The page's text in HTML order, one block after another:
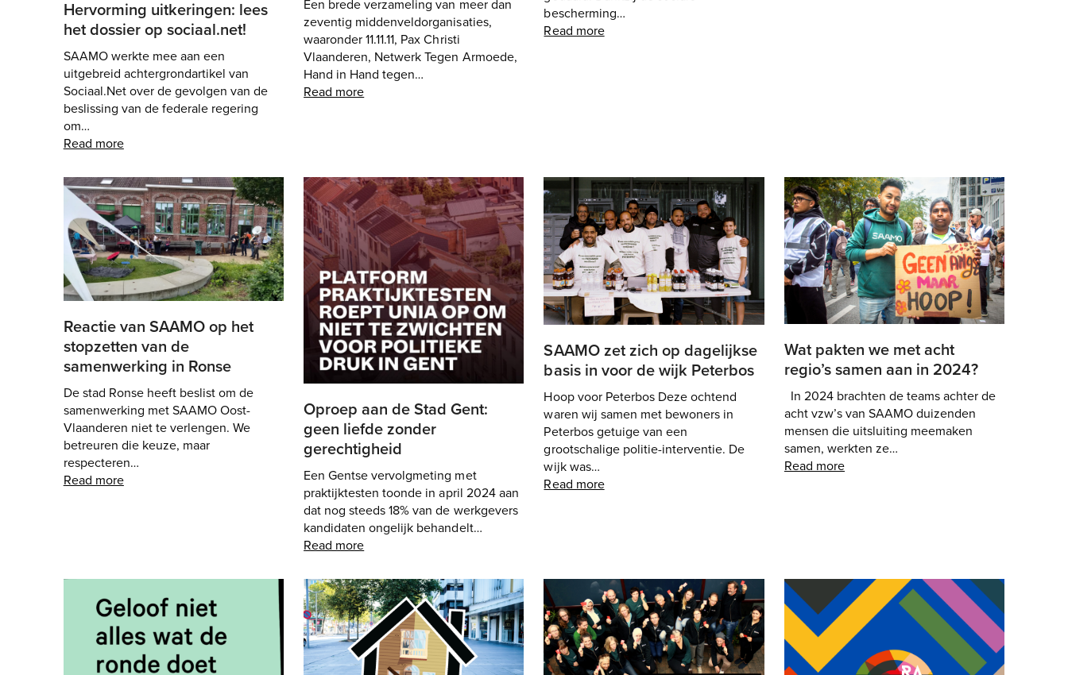
Hervorming uitkeringen: lees
het dossier op sociaal.net!
SAAMO werkte mee aan een
uitgebreid achtergrondartikel van
Sociaal.Net over de gevolgen van de
beslissing van de federale regering
om…
Read more
Een brede verzameling van meer dan
zeventig middenveldorganisaties,
waaronder 11.11.11, Pax Christi
Vlaanderen, Netwerk Tegen Armoede,
Hand in Hand tegen…
Read more
bescherming…
Read more
Reactie van SAAMO op het
stopzetten van de
samenwerking in Ronse
De stad Ronse heeft beslist om de
samenwerking met SAAMO Oost-
Vlaanderen niet te verlengen. We
betreuren die keuze, maar
respecteren…
Read more
Oproep aan de Stad Gent:
geen liefde zonder
gerechtigheid
Een Gentse vervolgmeting met
praktijktesten toonde in april 2024 aan
dat nog steeds 18% van de werkgevers
kandidaten ongelijk behandelt…
Read more
SAAMO zet zich op dagelijkse
basis in voor de wijk Peterbos
Hoop voor Peterbos Deze ochtend
waren wij samen met bewoners in
Peterbos getuige van een
grootschalige politie-interventie. De
wijk was…
Read more
Wat pakten we met acht
regio’s samen aan in 2024?
In 2024 brachten de teams achter de
acht vzw’s van SAAMO duizenden
mensen die uitsluiting meemaken
samen, werkten ze…
Read more